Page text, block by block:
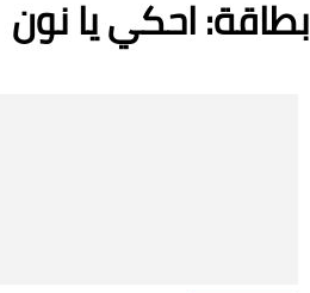
بطاقة: احكي يا نون